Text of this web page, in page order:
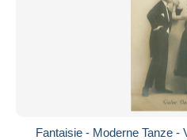
Fantaisie - Moderne Tanze -